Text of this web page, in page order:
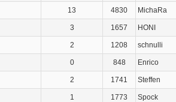
13 4830 MichaRa
3 1657 HONI
2 1208 schnulli
0 848 Enrico
2 1741 Steffen
1 1773 Spock